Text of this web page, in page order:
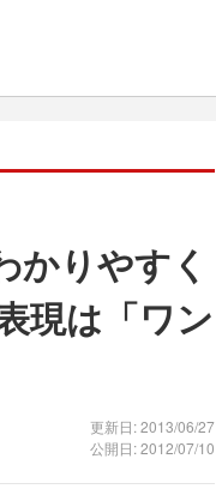
かりやすく
現は「ワン
更新日: 2013/06/27
公開日: 2012/07/10